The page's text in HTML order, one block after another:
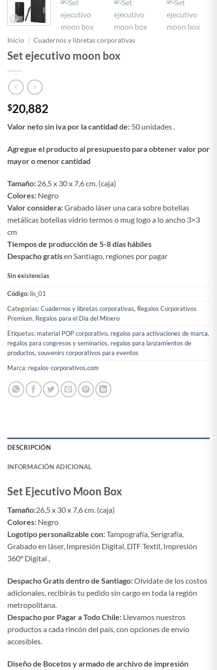
Inicio / Cuadernos y libretas corporativas
Set ejecutivo moon box
$20,882
Valor neto sin iva por la cantidad de: 50 unidades .
Agregue el producto al presupuesto para obtener valor por
mayor o menor cantidad
Tamaño: 26,5 x 30 x 7,6 cm. (caja)
Colores: Negro
Valor considera:Grabado láser una cara sobre botellas
metálicas botellas vidrio termos o mug logo a lo ancho 3×3
cm
Tiempos de producción de 5-8 días hábiles
Despacho gratisen Santiago, regiones por pagar
Sin existencias
Código: lis_01
Categorías:Cuadernos y libretas corporativas, Regalos Corporativos
Premium, Regalos para el Día del Minero
Etiquetas: material POP corporativo, regalos para activaciones de marca,
regalos para congresos y seminarios, regalos para lanzamientos de
productos, souvenirs corporativos para eventos
Marca: regalos-corporativos.com
DESCRIPCIÓN
INFORMACIÓN ADICIONAL
Set Ejecutivo Moon Box
Tamaño:26,5 x 30 x 7,6 cm. (caja)
Colores: Negro
Logotipo personalizable con:Tampografía, Serigrafía,
Grabado en láser, Impresión Digital, DTF Textil, Impresión
360° Digital ,
Despacho Gratis dentro de Santiago:Olvídate de los costos
adicionales, recibirás tu pedido sin cargo en toda la región
metropolitana.
Despacho por Pagar a Todo Chile: Llevamos nuestros
productos a cada rincón del país, con opciones de envío
accesibles.
Diseño de Bocetos y armado de archivo de impresión